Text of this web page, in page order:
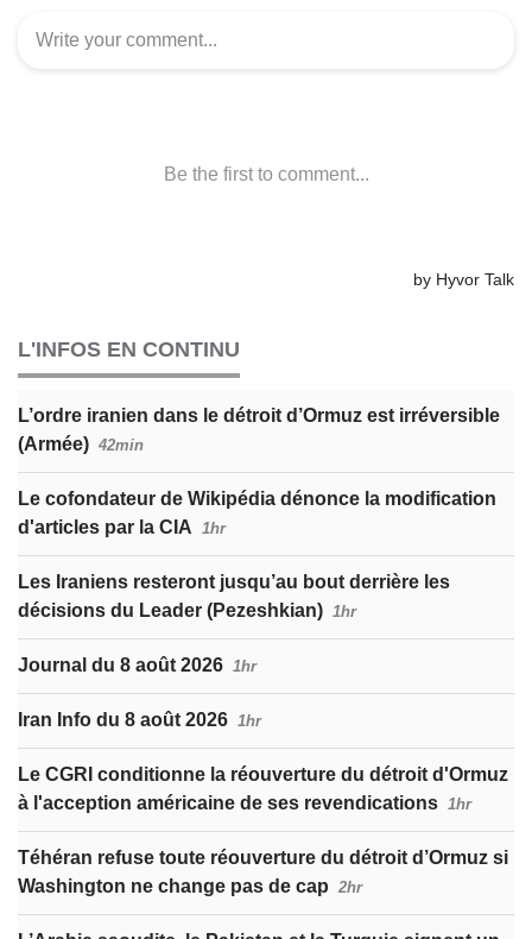
L'INFOS EN CONTINU
L’ordre iranien dans le détroit d’Ormuz est irréversible
(Armée) 42min
Le cofondateur de Wikipédia dénonce la modification
d'articles par la CIA 1hr
Les Iraniens resteront jusqu’au bout derrière les
décisions du Leader (Pezeshkian) 1hr
Journal du 8 août 2026 1hr
Iran Info du 8 août 2026 1hr
Le CGRI conditionne la réouverture du détroit d'Ormuz
à l'acception américaine de ses revendications 1hr
Téhéran refuse toute réouverture du détroit d’Ormuz si
Washington ne change pas de cap 2hr